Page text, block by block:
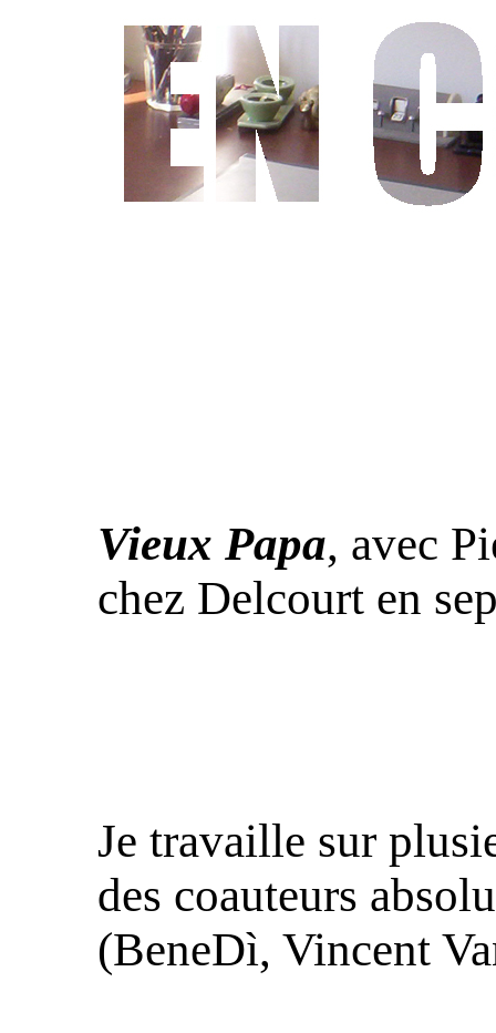
Vieux Papa, avec
chez Delcourt en
Je travaille sur
des coauteurs
(BeneDì, Vincent